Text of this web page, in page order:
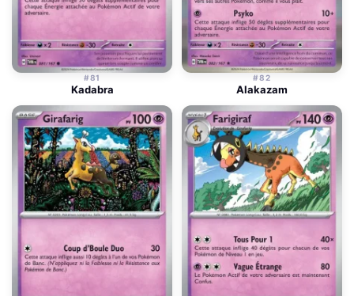
#81
Kadabra
#82
Alakazam